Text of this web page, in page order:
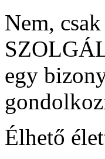
Nem,
egy
Élhető